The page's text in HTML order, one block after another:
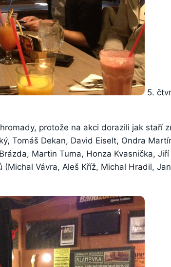
5.
protože na akci dorazili jak staří
Tomáš Dekan, David Eiselt, Ondra
Martin Tuma, Honza Kvasnička,
Vávra, Aleš Kříž, Michal Hradil,